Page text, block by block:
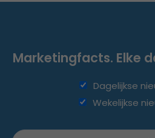
Marketingfacts. Elke
Dagelijkse
Wekelijkse